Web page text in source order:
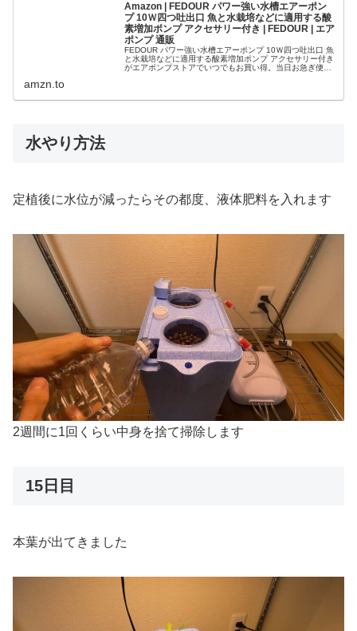
Amazon | FEDOUR パワー強い水槽エアーポン
プ 10Ｗ四つ吐出口 魚と水栽培などに適用する酸
素増加ポンプ アクセサリー付き | FEDOUR | エア
ポンプ 通販
FEDOUR パワー強い水槽エアーポンプ 10Ｗ四つ吐出口 魚
と水栽培などに適用する酸素増加ポンプ アクセサリー付き
がエアポンプストアでいつでもお買い得。当日お急ぎ便対
amzn.to
水やり方法
定植後に水位が減ったらその都度、液体肥料を入れます
2週間に1回くらい中身を捨て掃除します
15日目
本葉が出てきました